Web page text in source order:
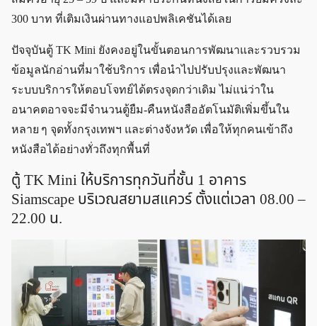
300 บาท ที่เติมเงินผ่านทางแอปพลิเคชันได้เลย
ปัจจุบันตู้ TK Mini ยังคงอยู่ในขั้นตอนการพัฒนาและรวบรวม
ข้อมูลนักอ่านที่มาใช้บริการ เพื่อนำไปปรับปรุงและพัฒนา
ระบบบริการให้ตอบโจทย์ได้ตรงจุดกว่าเดิม ไม่แน่ว่าใน
อนาคตอาจจะมีจำนวนตู้ยืม-คืนหนังสืออัตโนมัติเพิ่มขึ้นใน
หลาย ๆ จุดทั้งกรุงเทพฯ และต่างจังหวัด เพื่อให้ทุกคนเข้าถึง
หนังสือได้อย่างทั่วถึงทุกพื้นที่
ตู้ TK Mini ให้บริการทุกวันที่ชั้น 1 อาคาร
Siamscape บริเวณสยามสแควร์ ตั้งแต่เวลา 08.00 –
22.00 น.